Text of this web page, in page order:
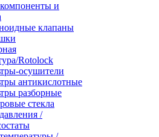
и
клапаны
Rotolock
осушители
антикислотные
разборные
стекла
/